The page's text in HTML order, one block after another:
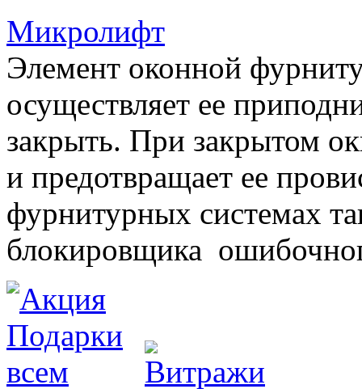
Микролифт
Элемент оконной
осуществляет ее
закрыть. При закрытом
и предотвращает ее
фурнитурных системах
блокировщика